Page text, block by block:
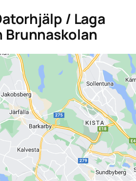
/ Laga
Brunnaskolan